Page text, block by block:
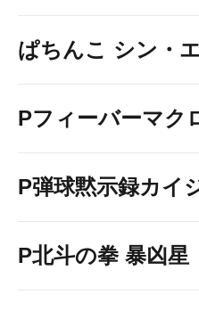
ぱちんこ シン・
Pフィーバーマク
P弾球黙示録カイ
P北斗の拳 暴凶星